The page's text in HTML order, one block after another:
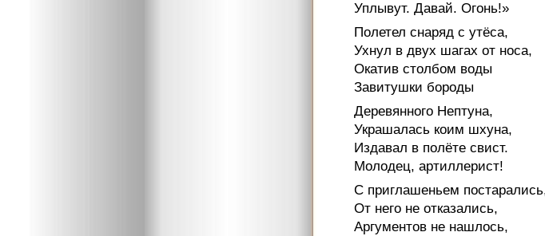
Уплывут. Давай. Огонь!»
Полетел снаряд с утёса,
Ухнул в двух шагах от носа,
Окатив столбом воды
Завитушки бороды
Деревянного Нептуна,
Украшалась коим шхуна,
Издавал в полёте свист.
Молодец, артиллерист!
С приглашеньем
От него не отказались,
Аргументов не нашлось,